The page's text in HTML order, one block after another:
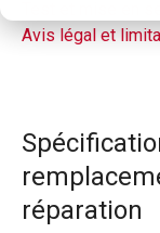
Avis légal et
réparation